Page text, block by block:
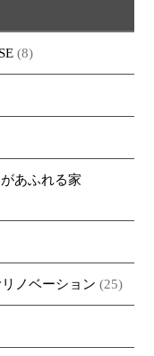
(8)
あふれる家
ノベーション (25)